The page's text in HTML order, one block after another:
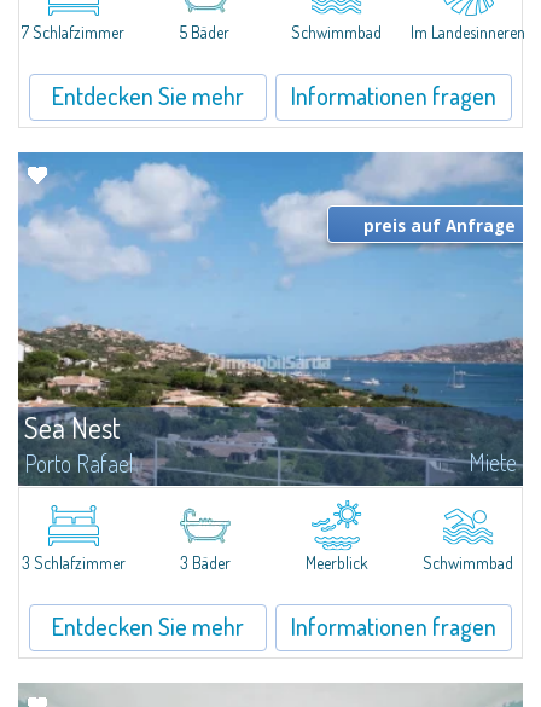
that has been completely modernized, in which spaces have been...
7 Schlafzimmer 5 Bäder Schwimmbad Im Landesinneren
Entdecken Sie mehr Informationen fragen
Sea Nest
Porto Rafael Miete
New acquisition: beautiful villa with 3 bedrooms and 3 bathrooms,
featuring a private pool. Bright, well-designed spaces, ideal for enjoying the
charm and tranquillity of Porto Rafael in an exclusive setting...
preis auf Anfrage
3 Schlafzimmer 3 Bäder Meerblick Schwimmbad
Entdecken Sie mehr Informationen fragen